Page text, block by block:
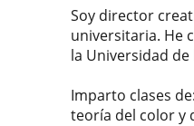
Soy director
universitaria. He
la Universidad
Imparto clases
teoría del color y